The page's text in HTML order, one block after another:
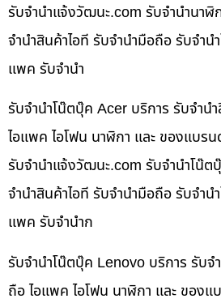
รับจํานําแจ้งวัฒนะ.com รับจำนำนา
จำนำสินค้าไอที รับจำนำมือถือ รับจำน
แพค รับจำนำ
รับจำนำโน๊ตบุ๊ค Acer บริการ รับจำน
ไอแพค ไอโฟน นาฬิกา และ ของแบร
รับจํานําแจ้งวัฒนะ.com รับจำนำโน๊
จำนำสินค้าไอที รับจำนำมือถือ รับจำน
แพค รับจำนำก
รับจำนำโน๊ตบุ๊ค Lenovo บริการ รับจ
ถือ ไอแพค ไอโฟน นาฬิกา และ ของแ